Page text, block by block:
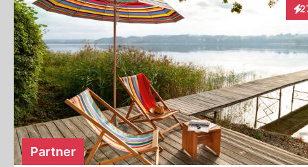
Partner